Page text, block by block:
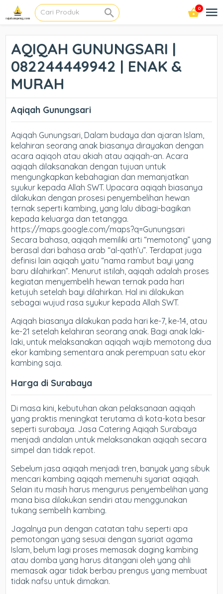
0
AQIQAH GUNUNGSARI |
082244449942 | ENAK &
MURAH
Aqiqah Gunungsari
Aqiqah Gunungsari, Dalam budaya dan ajaran Islam,
kelahiran seorang anak biasanya dirayakan dengan
acara aqiqoh atau akiah atau aqiqah-an. Acara
aqiqah dilaksanakan dengan tujuan untuk
mengungkapkan kebahagian dan memanjatkan
syukur kepada Allah SWT. Upacara aqiqah biasanya
dilakukan dengan prosesi penyembelihan hewan
ternak seperti kambing, yang lalu dibagi-bagikan
kepada keluarga dan tetangga.
https://maps.google.com/maps?q=Gunungsari
Secara bahasa, aqiqah memiliki arti “memotong” yang
berasal dari bahasa arab “al-qath’u”. Terdapat juga
definisi lain aqiqah yaitu “nama rambut bayi yang
baru dilahirkan”. Menurut istilah, aqiqah adalah proses
kegiatan menyembelih hewan ternak pada hari
ketujuh setelah bayi dilahirkan. Hal ini dilakukan
sebagai wujud rasa syukur kepada Allah SWT.
Aqiqah biasanya dilakukan pada hari ke-7, ke-14, atau
ke-21 setelah kelahiran seorang anak. Bagi anak laki-
laki, untuk melaksanakan aqiqah wajib memotong dua
ekor kambing sementara anak perempuan satu ekor
kambing saja.
Harga di Surabaya
Di masa kini, kebutuhan akan pelaksanaan aqiqah
yang praktis meningkat terutama di kota-kota besar
seperti surabaya. Jasa Catering Aqiqah Surabaya
menjadi andalan untuk melaksanakan aqiqah secara
simpel dan tidak repot.
Sebelum jasa aqiqah menjadi tren, banyak yang sibuk
mencari kambing aqiqah memenuhi syariat aqiqah.
Selain itu masih harus mengurus penyembelihan yang
mana bisa dilakukan sendiri atau menggunakan
tukang sembelih kambing.
Jagalnya pun dengan catatan tahu seperti apa
pemotongan yang sesuai dengan syariat agama
Islam, belum lagi proses memasak daging kambing
atau domba yang harus ditangani oleh yang ahli
memasak agar tidak berbau prengus yang membuat
tidak nafsu untuk dimakan.